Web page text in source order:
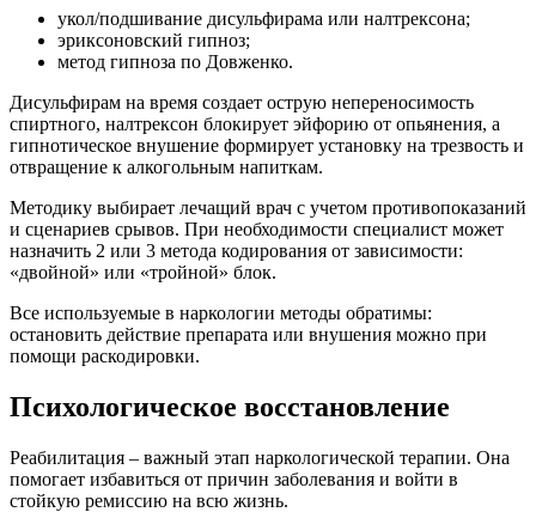
укол/подшивание дисульфирама или налтрексона;
эриксоновский гипноз;
метод гипноза по Довженко.
Дисульфирам на время создает острую непереносимость
спиртного, налтрексон блокирует эйфорию от опьянения, а
гипнотическое внушение формирует установку на трезвость и
отвращение к алкогольным напиткам.
Методику выбирает лечащий врач с учетом противопоказаний
и сценариев срывов. При необходимости специалист может
назначить 2 или 3 метода кодирования от зависимости:
«двойной» или «тройной» блок.
Все используемые в наркологии методы обратимы:
остановить действие препарата или внушения можно при
помощи раскодировки.
Психологическое восстановление
Реабилитация – важный этап наркологической терапии. Она
помогает избавиться от причин заболевания и войти в
стойкую ремиссию на всю жизнь.